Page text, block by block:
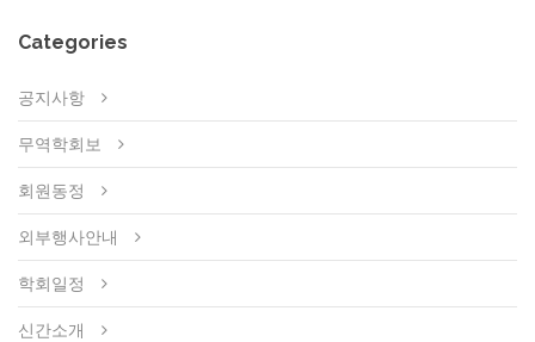
Categories
공지사항
무역학회보
회원동정
외부행사안내
학회일정
신간소개